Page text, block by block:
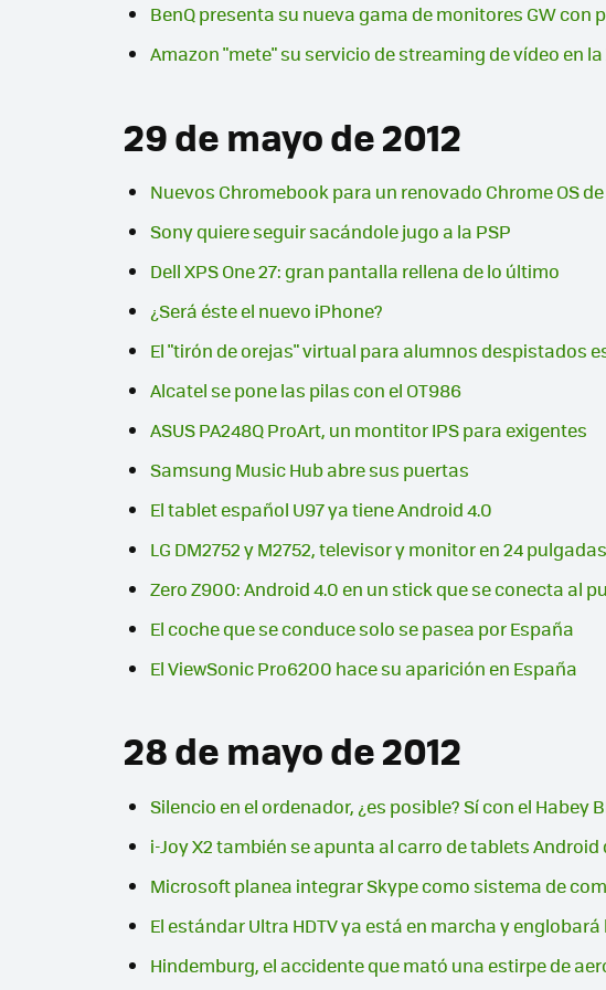
BenQ presenta su nueva gama de monitores GW con
Amazon "mete" su servicio de streaming de vídeo en
29 de mayo de 2012
Nuevos Chromebook para un renovado Chrome OS
Sony quiere seguir sacándole jugo a la PSP
Dell XPS One 27: gran pantalla rellena de lo último
¿Será éste el nuevo iPhone?
El "tirón de orejas" virtual para alumnos despistados
Alcatel se pone las pilas con el OT986
ASUS PA248Q ProArt, un montitor IPS para exigentes
Samsung Music Hub abre sus puertas
El tablet español U97 ya tiene Android 4.0
LG DM2752 y M2752, televisor y monitor en 24 pulgadas
Zero Z900: Android 4.0 en un stick que se conecta al
El coche que se conduce solo se pasea por España
El ViewSonic Pro6200 hace su aparición en España
28 de mayo de 2012
Silencio en el ordenador, ¿es posible? Sí con el Habey
i-Joy X2 también se apunta al carro de tablets Android
Microsoft planea integrar Skype como sistema de
El estándar Ultra HDTV ya está en marcha y
Hindemburg, el accidente que mató una estirpe de